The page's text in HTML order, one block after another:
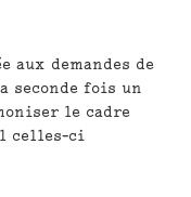
aux demandes de
seconde fois un
le cadre
celles-ci